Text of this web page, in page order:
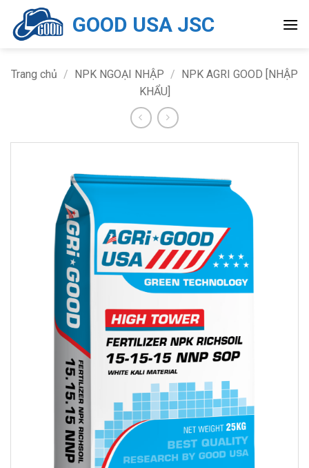
qua
GOOD USA JSC
Trang chủ / NPK NGOẠI NHẬP / NPK AGRI GOOD [NHẬP
KHẨU]